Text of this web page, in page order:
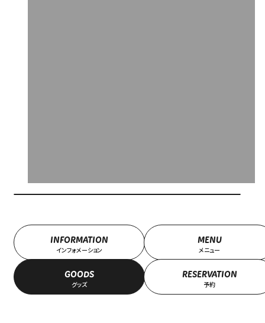
INFORMATION
インフォメーション
MENU
メニュー
GOODS
グッズ
RESERVATION
予約